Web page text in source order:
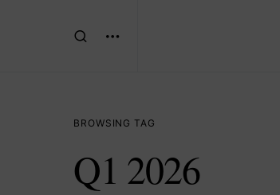
BROWSING TAG
Q1 2026